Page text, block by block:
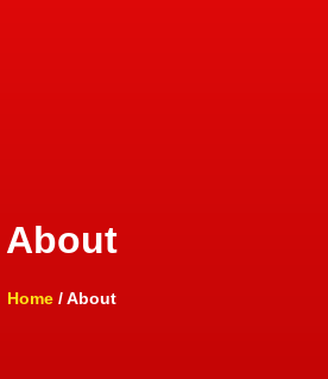
About
Home / About